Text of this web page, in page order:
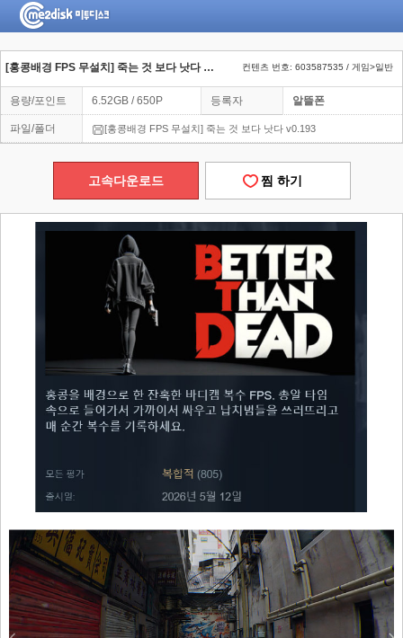
[홍콩배경 FPS 무설치] 죽는 것 보다 낫다 v0.193 컨텐츠 번호: 603587535 / 게임>일반
용량/포인트 6.52GB / 650P 등록자 알뜰폰
파일/폴더 [홍콩배경 FPS 무설치] 죽는 것 보다 낫다 v0.193
고속다운로드 찜 하기